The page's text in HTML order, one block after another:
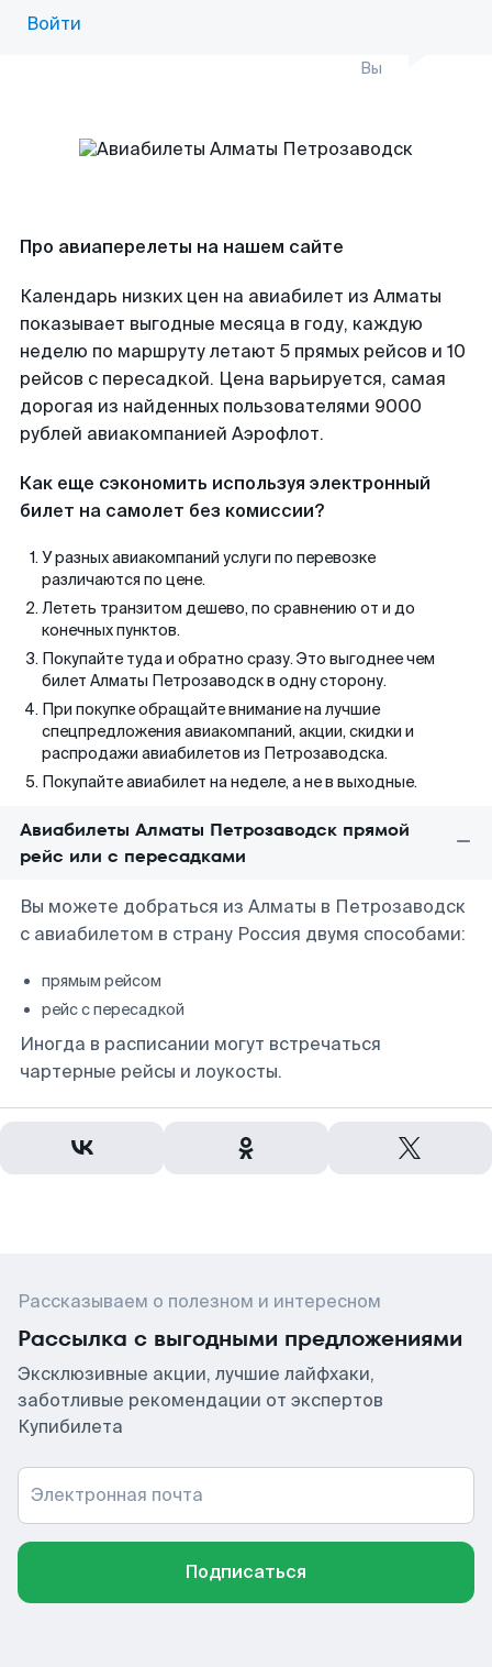
Войти
Вы
Про авиаперелеты на нашем сайте
Календарь низких цен на авиабилет из Алматы
показывает выгодные месяца в году, каждую
неделю по маршруту летают 5 прямых рейсов и 10
рейсов с пересадкой. Цена варьируется, самая
дорогая из найденных пользователями 9000
рублей авиакомпанией Аэрофлот.
Как еще сэкономить используя электронный
билет на самолет без комиссии?
У разных авиакомпаний услуги по перевозке
различаются по цене.
Лететь транзитом дешево, по сравнению от и до
конечных пунктов.
Покупайте туда и обратно сразу. Это выгоднее чем
билет Алматы Петрозаводск в одну сторону.
При покупке обращайте внимание на лучшие
спецпредложения авиакомпаний, акции, скидки и
распродажи авиабилетов из Петрозаводска.
Покупайте авиабилет на неделе, а не в выходные.
Авиабилеты Алматы Петрозаводск прямой
рейс или с пересадками
Вы можете добраться из Алматы в Петрозаводск
с авиабилетом в страну Россия двумя способами:
прямым рейсом
рейс с пересадкой
Иногда в расписании могут встречаться
чартерные рейсы и лоукосты.
Рассказываем о полезном и интересном
Рассылка с выгодными предложениями
Эксклюзивные акции, лучшие лайфхаки,
заботливые рекомендации от экспертов
Купибилета
Электронная почта
Подписаться